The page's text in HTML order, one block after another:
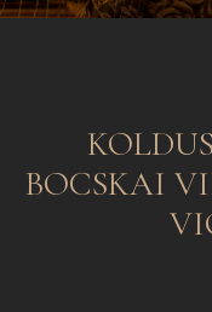
BOCSKAI